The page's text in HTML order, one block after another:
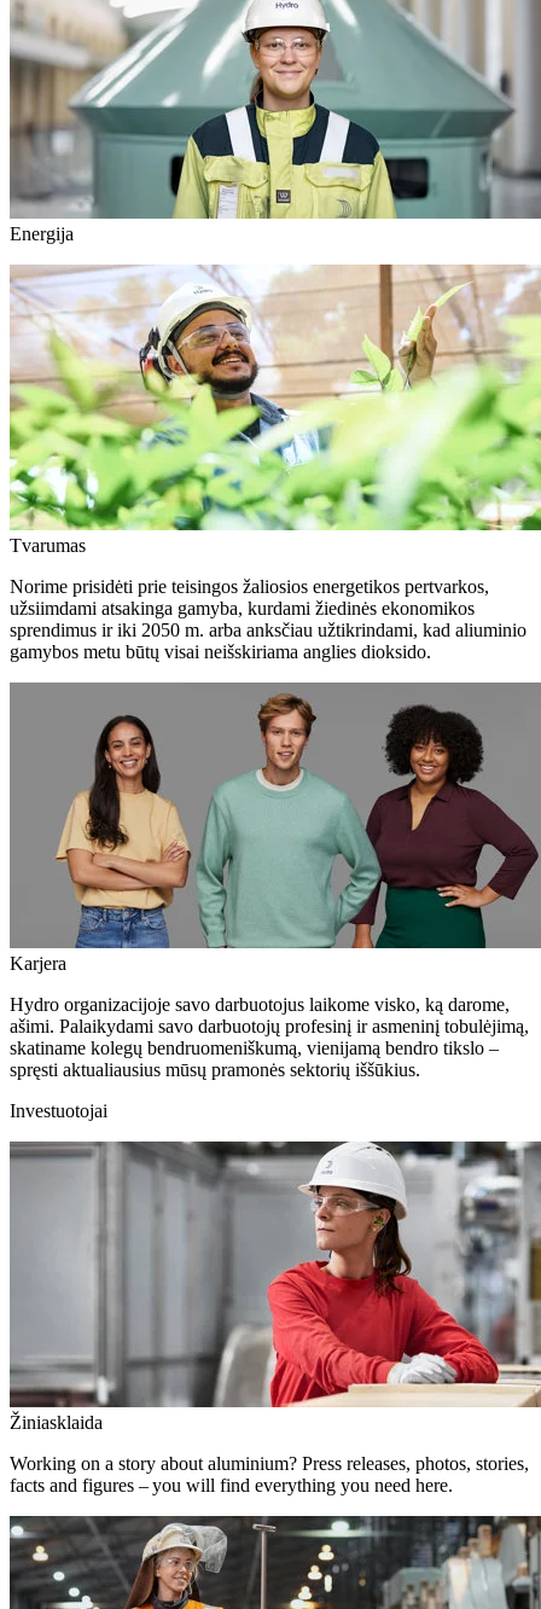
Energija
Tvarumas
Norime prisidėti prie teisingos žaliosios energetikos pertvarkos,
užsiimdami atsakinga gamyba, kurdami žiedinės ekonomikos
sprendimus ir iki 2050 m. arba anksčiau užtikrindami, kad aliuminio
gamybos metu būtų visai neišskiriama anglies dioksido.
Karjera
Hydro organizacijoje savo darbuotojus laikome visko, ką darome,
ašimi. Palaikydami savo darbuotojų profesinį ir asmeninį tobulėjimą,
skatiname kolegų bendruomeniškumą, vienijamą bendro tikslo –
spręsti aktualiausius mūsų pramonės sektorių iššūkius.
Investuotojai
Žiniasklaida
Working on a story about aluminium? Press releases, photos, stories,
facts and figures – you will find everything you need here.